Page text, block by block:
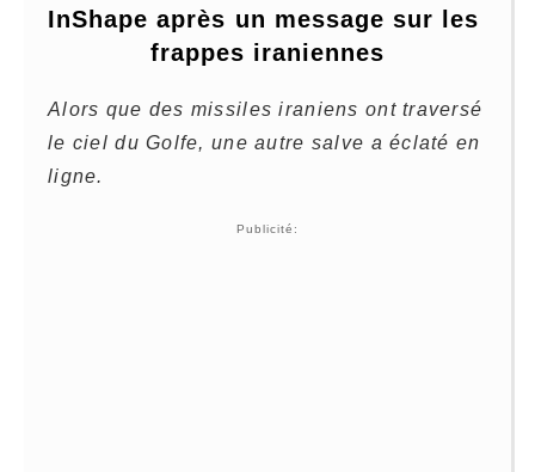
InShape après un message sur les
frappes iraniennes
Alors que des missiles iraniens ont traversé
le ciel du Golfe, une autre salve a éclaté en
ligne.
Publicité: